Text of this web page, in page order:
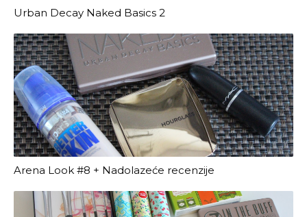
Urban Decay Naked Basics 2
Arena Look #8 + Nadolazeće recenzije